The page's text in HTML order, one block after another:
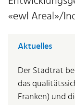
«ewl Areal»/
Aktuelles
Der Stadtrat
das
Franken) und